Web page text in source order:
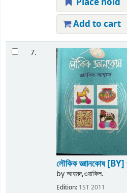
Add to cart
7.
লৌকিক জ্ঞাানকোষ[BY]
byআহমদ,ওয়াকিল.
Edition: 1ST 2011